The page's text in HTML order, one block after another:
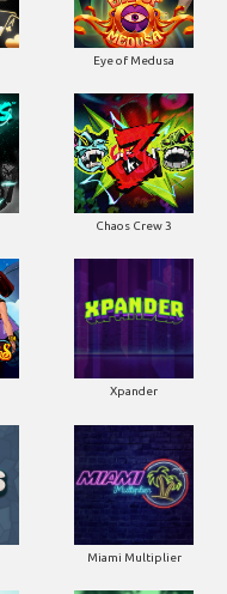
Eye of Medusa
Chaos Crew 3
Xpander
Miami Multiplier